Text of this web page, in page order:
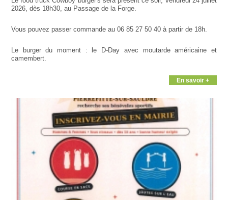
2026, dès 18h30, au Passage de la Forge.
Vous pouvez passer commande au 06 85 27 50 40 à partir de 18h.
Le burger du moment : le D-Day avec moutarde américaine et
camembert.
En savoir +